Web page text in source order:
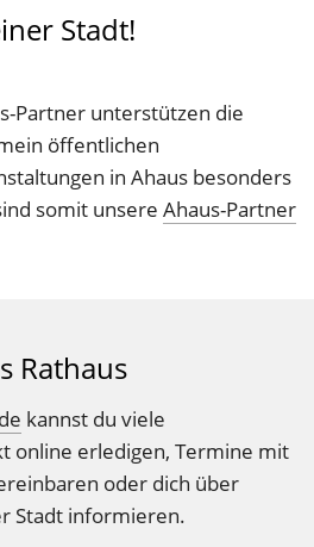
Stadt!
Partner unterstützen die
öffentlichen
in Ahaus besonders
somit unsere Ahaus-Partner
Rathaus
kannst du viele
online erledigen, Termine mit
oder dich über
Stadt informieren.